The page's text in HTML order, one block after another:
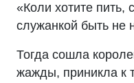
«Коли хотите пить,
служанкой быть не
Тогда сошла
жажды, приникла к